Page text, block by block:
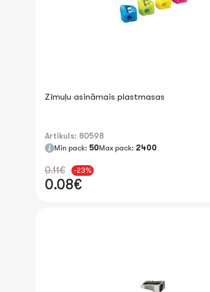
Zīmuļu asināmais plastmasas
Artikuls: 80598
Min pack: 50Max pack: 2400
0.11€ -23%
0.08€